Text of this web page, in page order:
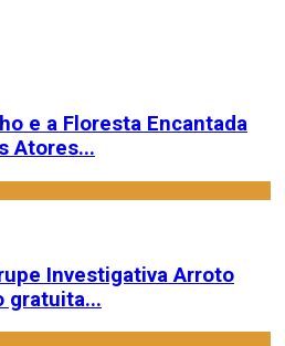
e a Floresta Encantada
Atores...
Investigativa Arroto
gratuita...